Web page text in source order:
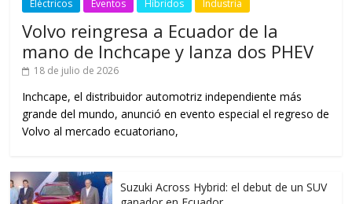
Eléctricos Eventos Híbridos Industria
Volvo reingresa a Ecuador de la
mano de Inchcape y lanza dos PHEV
18 de julio de 2026
Inchcape, el distribuidor automotriz independiente más
grande del mundo, anunció en evento especial el regreso de
Volvo al mercado ecuatoriano,
Suzuki Across Hybrid: el debut de un SUV